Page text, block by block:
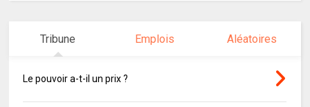
Tribune Emplois Aléatoires
Le pouvoir a-t-il un prix ?